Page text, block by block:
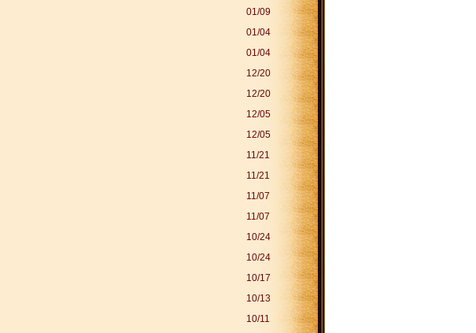
01/09
01/04
01/04
12/20
12/20
12/05
12/05
11/21
11/21
11/07
11/07
10/24
10/24
10/17
10/13
10/11